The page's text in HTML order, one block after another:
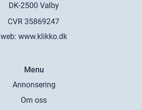
web: www.klikko.dk
Menu
Annonsering
Om oss